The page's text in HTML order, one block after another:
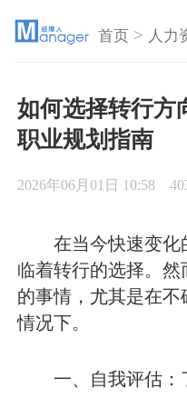
首页 > 人力
如何选择转行方
职业规划指南
2026年06月01日 10:58
在当今快速变化
临着转行的选择。
的事情，尤其是在
情况下。
一、自我评估：